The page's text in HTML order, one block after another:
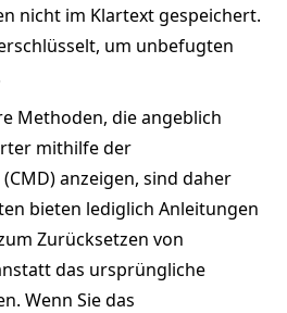
nicht im Klartext gespeichert.
um unbefugten
Methoden, die angeblich
mithilfe der
anzeigen, sind daher
bieten lediglich Anleitungen
Zurücksetzen von
das ursprüngliche
Wenn Sie das